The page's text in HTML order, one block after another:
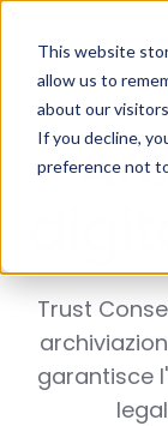
This website
allow us to
about our
If you decline,
preference not
Trust
garantisce